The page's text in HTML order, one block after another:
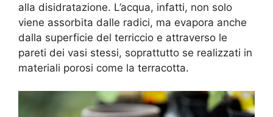
alla disidratazione. L’acqua, infatti, non solo
viene assorbita dalle radici, ma evapora anche
dalla superficie del terriccio e attraverso le
pareti dei vasi stessi, soprattutto se realizzati in
materiali porosi come la terracotta.